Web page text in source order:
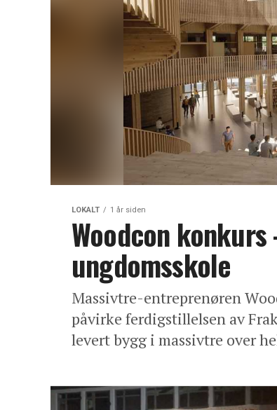
LOKALT 1 år siden
Woodcon
ungdomsskole
Massivtre-entreprenøren
påvirke ferdigstillelsen av
levert bygg i massivtre over